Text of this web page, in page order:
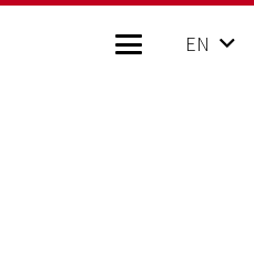
EN